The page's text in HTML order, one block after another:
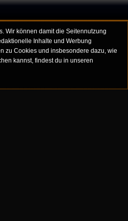
Wir können damit die Seitennutzung
Inhalte und Werbung
zu Cookies und insbesondere dazu, wie
kannst, findest du in unseren